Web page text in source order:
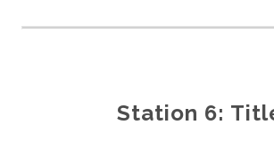
Station 6: